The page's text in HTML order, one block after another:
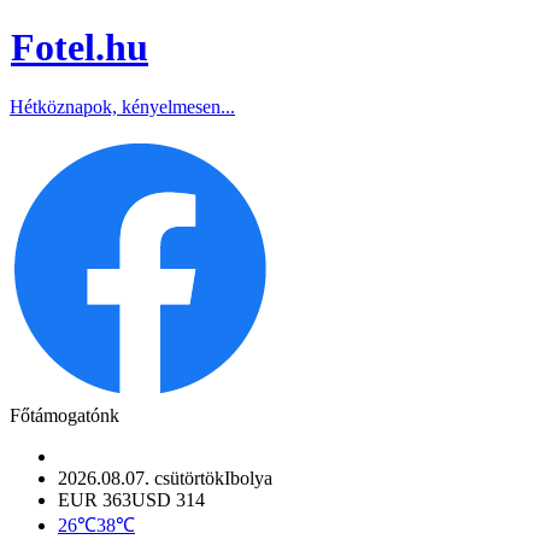
Fotel.hu
Hétköznapok, kényelmesen...
Főtámogatónk
2026.08.07. csütörtökIbolya
EUR 363USD 314
26℃38℃